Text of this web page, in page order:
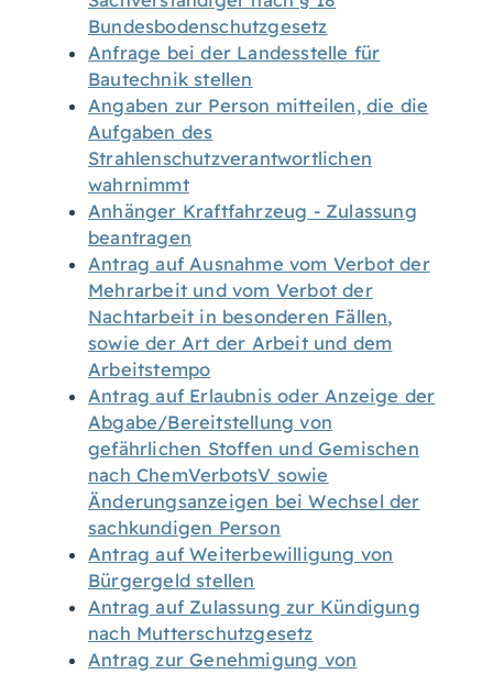
Bundesbodenschutzgesetz
Anfrage bei der Landesstelle für
Bautechnik stellen
Angaben zur Person mitteilen, die die
Aufgaben des
Strahlenschutzverantwortlichen
wahrnimmt
Anhänger Kraftfahrzeug - Zulassung
beantragen
Antrag auf Ausnahme vom Verbot der
Mehrarbeit und vom Verbot der
Nachtarbeit in besonderen Fällen,
sowie der Art der Arbeit und dem
Arbeitstempo
Antrag auf Erlaubnis oder Anzeige der
Abgabe/Bereitstellung von
gefährlichen Stoffen und Gemischen
nach ChemVerbotsV sowie
Änderungsanzeigen bei Wechsel der
sachkundigen Person
Antrag auf Weiterbewilligung von
Bürgergeld stellen
Antrag auf Zulassung zur Kündigung
nach Mutterschutzgesetz
Antrag zur Genehmigung von